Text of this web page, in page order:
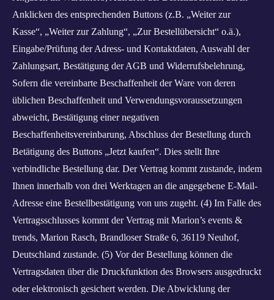
Anklicken des entsprechenden Buttons (z.B. „Weiter zur
Kasse“, „Weiter zur Zahlung“, „Zur Bestellübersicht“ o.ä.),
Eingabe/Prüfung der Adress- und Kontaktdaten, Auswahl der
Zahlungsart, Bestätigung der AGB und Widerrufsbelehrung,
Sofern die vereinbarte Beschaffenheit der Ware von deren
üblichen Beschaffenheit und Verwendungsvoraussetzungen
abweicht, Bestätigung einer negativen
Beschaffenheitsvereinbarung, Abschluss der Bestellung durch
Betätigung des Buttons „Jetzt kaufen“. Dies stellt Ihre
verbindliche Bestellung dar. Der Vertrag kommt zustande, indem
Ihnen innerhalb von drei Werktagen an die angegebene E‑Mail-
Adresse eine Bestellbestätigung von uns zugeht. (4) Im Falle des
Vertragsschlusses kommt der Vertrag mit Marion’s events &
trends, Marion Rasch, Brandloser Straße 6, 36119 Neuhof,
Deutschland zustande. (5) Vor der Bestellung können die
Vertragsdaten über die Druckfunktion des Browsers ausgedruckt
oder elektronisch gesichert werden. Die Abwicklung der